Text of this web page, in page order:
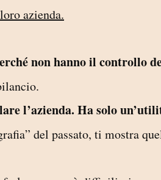
azienda.
non hanno il controllo
l’azienda. Ha solo
del passato, ti mostra